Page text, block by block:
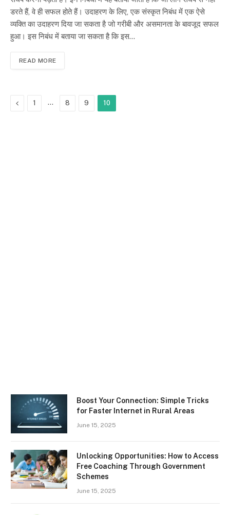
डरते हैं, वे ही सफल होते हैं। उदाहरण के लिए, एक संस्कृत निबंध में एक ऐसे
व्यक्ति का उदाहरण दिया जा सकता है जो गरीबी और असमानता के बावजूद सफल
हुआ। इस निबंध में बताया जा सकता है कि इस…
READ MORE
Previous
1 … 8 9 10
Boost Your Connection: Simple Tricks
for Faster Internet in Rural Areas
June 15, 2025
Unlocking Opportunities: How to Access
Free Coaching Through Government
Schemes
June 15, 2025